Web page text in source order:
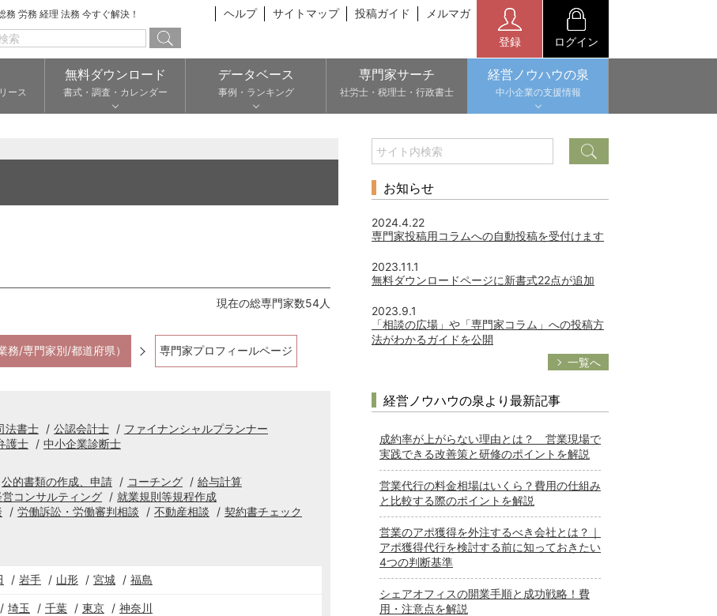
務 労務 経理 法務 今すぐ解決！ ヘルプ サイトマップ 投稿ガイド メルマガ
登録 ログイン
ース
無料ダウンロード
書式・調査・カレンダー
データベース
事例・ランキング
専門家サーチ
社労士・税理士・行政書士
経営ノウハウの泉
中小企業の支援情報
現在の総専門家数54人
務/専門家別/都道府県） 専門家プロフィールページ
法書士 公認会計士
ファイナンシャルプランナー
護士
中小企業診断士
公的書類の作成、申請 コーチング
給与計算
営コンサルティング
就業規則等規程作成
労働訴訟・労働審判相談 不動産相談
契約書チェック
岩手 山形 宮城 福島
埼玉 千葉 東京 神奈川
お知らせ
2024.4.22
専門家投稿用コラムへの自動投稿を受付けます
2023.11.1
無料ダウンロードページに新書式22点が追加
2023.9.1
「相談の広場」や「専門家コラム」への投稿方
法がわかるガイドを公開
一覧へ
経営ノウハウの泉より最新記事
成約率が上がらない理由とは？ 営業現場で
実践できる改善策と研修のポイントを解説
営業代行の料金相場はいくら？費用の仕組み
と比較する際のポイントを解説
営業のアポ獲得を外注するべき会社とは？｜
アポ獲得代行を検討する前に知っておきたい
4つの判断基準
シェアオフィスの開業手順と成功戦略！費
用・注意点を解説